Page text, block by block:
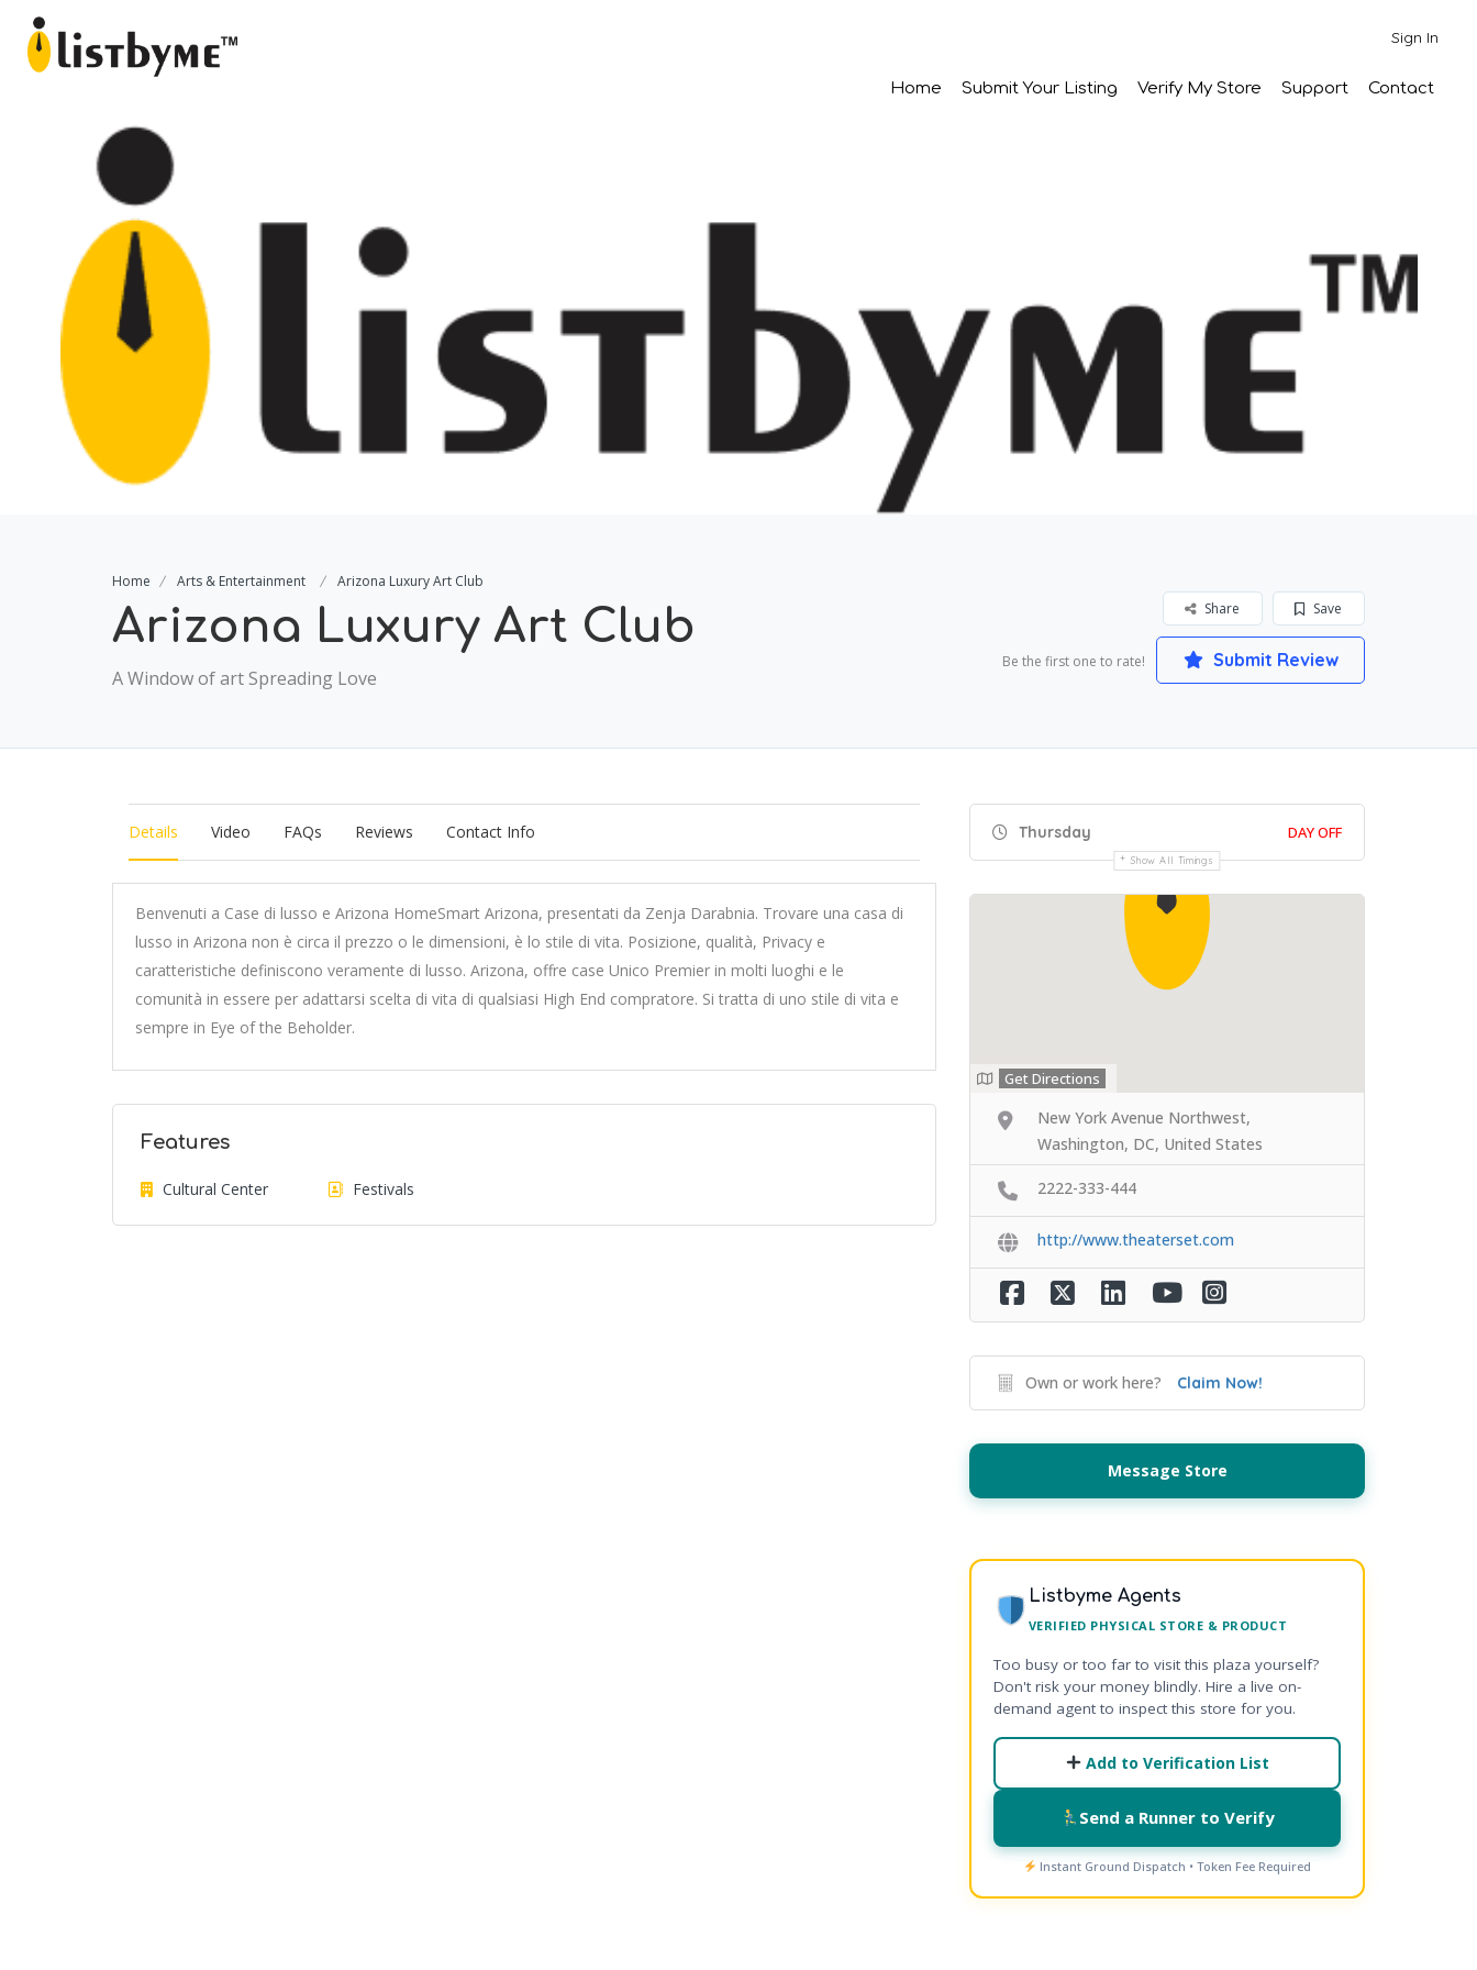
Sign In
Home Submit Your Listing Verify My Store Support Contact
Home Arts & Entertainment Arizona Luxury Art Club
Arizona Luxury Art Club
A Window of art Spreading Love
Save
Share
Be the first one to rate! Submit Review
Details Video FAQs Reviews Contact Info
Benvenuti a Case di lusso e Arizona HomeSmart Arizona, presentati da Zenja Darabnia. Trovare una casa di
lusso in Arizona non è circa il prezzo o le dimensioni, è lo stile di vita. Posizione, qualità, Privacy e
caratteristiche definiscono veramente di lusso. Arizona, offre case Unico Premier in molti luoghi e le
comunità in essere per adattarsi scelta di vita di qualsiasi High End compratore. Si tratta di uno stile di vita e
sempre in Eye of the Beholder.
Features
Cultural Center Festivals
Thursday DAY OFF
Show All Timings
Get Directions
New York Avenue Northwest,
Washington, DC, United States
2222-333-444
http://www.theaterset.com
Own or work here? Claim Now!
Message Store
Listbyme Agents
VERIFIED PHYSICAL STORE & PRODUCT
Too busy or too far to visit this plaza yourself?
Don't risk your money blindly. Hire a live on-
demand agent to inspect this store for you.
Add to Verification List
Send a Runner to Verify
Instant Ground Dispatch • Token Fee Required